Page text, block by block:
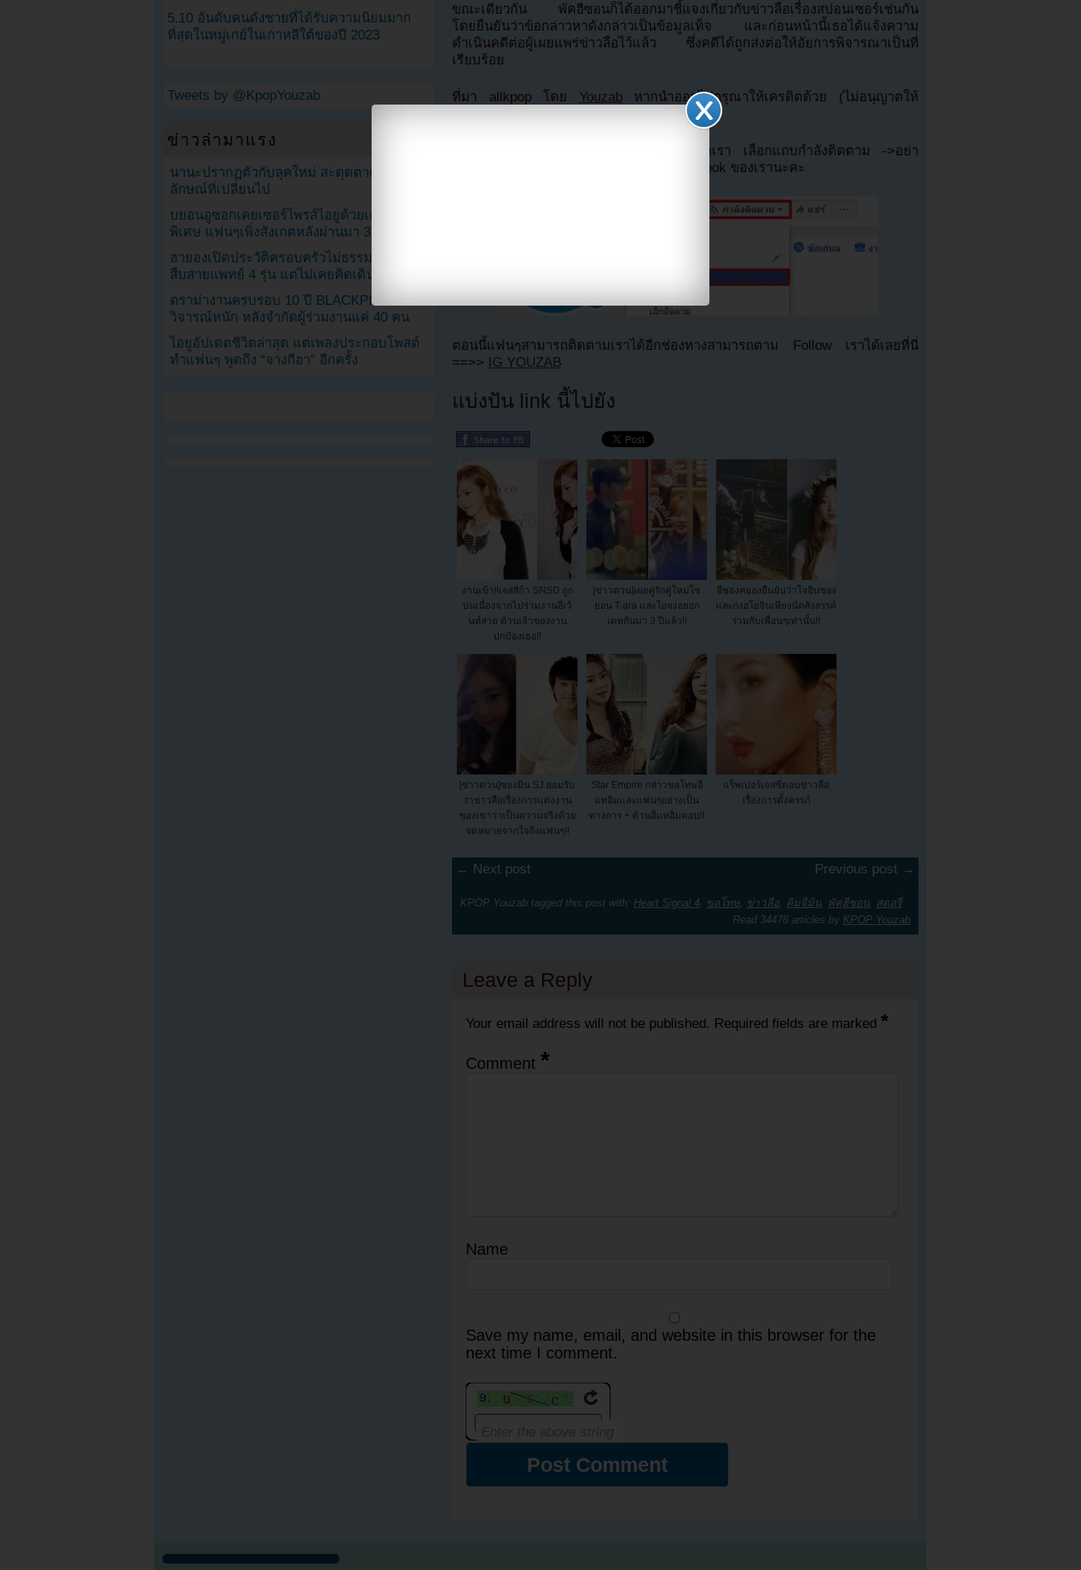
ขณะเดียวกัน พัคฮีซอนก็ได้ออกมาชี้แจงเกี่ยวกับข่าวลือเรื่องสปอนเซอร์เช่นกัน
โดยยืนยันว่าข้อกล่าวหาดังกล่าวเป็นข้อมูลเท็จ และก่อนหน้านี้เธอได้แจ้งความ
ดำเนินคดีต่อผู้เผยแพร่ข่าวลือไว้แล้ว ซึ่งคดีได้ถูกส่งต่อให้อัยการพิจารณาเป็นที่
เรียบร้อย
ที่มา allkpop โดย Youzabหากนำออกไปกรุณาให้เครดิตด้วย (ไม่อนุญาตให้
หากไม่ต้องการพลาดข่าวสารอย่างรวดเร็วจากเรา เลือกแถบกำลังติดตาม ->อย่า
เลือกเห็นโพสต์ก่อนของเพจ Facebook ของเรานะคะ
ตอนนี้แฟนๆสามารถติดตามเราได้อีกช่องทางสามารถตาม Follow เราได้เลยที่นี่
==>> IG YOUZAB
แบ่งปัน link นี้ไปยัง
งานเข้า!!เจสสิก้า SNSD ถูก
บ่นเนื่องจากไปร่วมงานอีเว้
นท์สาย ด้านเจ้าของงาน
ปกป้องเธอ!!
[ข่าวด่วน]เผยคู่รักคู่ใหม่โซ
ยอน T-ara และโอจงฮยอก
เดทกันมา 3 ปีแล้ว!!
อีซองคยองยืนยันว่าโจอินซอง
และกงฮโยจินเพียงนัดสังสรรค์
ร่วมกับเพื่อนๆเท่านั้น!!
[ข่าวด่วน]ซองมิน SJ ยอมรับ
ว่าข่าวลือเรื่องการแต่งงาน
ของเขาว่าเป็นความจริงด้วย
จดหมายจากใจถึงแฟนๆ!!
Star Empire กล่าวขอโทษอี
แทอิมและแฟนๆอย่างเป็น
ทางการ + ด้านอีแทอิมตอบ!!
แร็พเปอร์เจสซี่ตอบข่าวลือ
เรื่องการตั้งครรภ์
← Next post Previous post →
KPOP Youzab tagged this post with: Heart Signal 4, ขอโทษ, ข่าวลือ, คิมจีมิน, พัคฮีซอน, สตอรี่
Read 34478 articles by KPOP Youzab
Leave a Reply
Your email address will not be published. Required fields are marked *
Comment *
Name
Save my name, email, and website in this browser for the
next time I comment.
5.10 อันดับคนดังชายที่ได้รับความนิยมมาก
ที่สุดในหมู่เกย์ในเกาหลีใต้ของปี 2023
Tweets by @KpopYouzab
ข่าวล่ามาแรง
นานะปรากฏตัวกับลุคใหม่ สะดุดตาด้วยภาพ
ลักษณ์ที่เปลี่ยนไป
บยอนอูซอกเคยเซอร์ไพรส์ไอยูด้วยเค้กสั่งทำ
พิเศษ แฟนๆเพิ่งสังเกตหลังผ่านมา 3 เดือน
ฮายองเปิดประวัติครอบครัวไม่ธรรมดา
สืบสายแพทย์ 4 รุ่น แต่ไม่เคยคิดเดินตามรอย
ดราม่างานครบรอบ 10 ปี BLACKPINK แฟน
วิจารณ์หนัก หลังจำกัดผู้ร่วมงานแค่ 40 คน
ไอยูอัปเดตชีวิตล่าสุด แต่เพลงประกอบโพสต์
ทำแฟนๆ พูดถึง “จางกีฮา” อีกครั้ง